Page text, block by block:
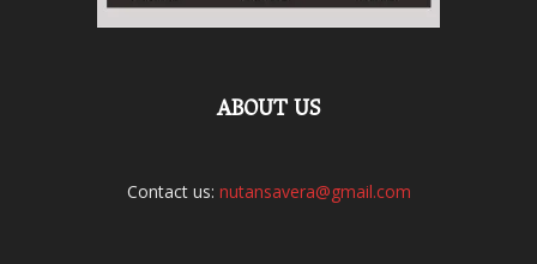
ABOUT US
Contact us: nutansavera@gmail.com